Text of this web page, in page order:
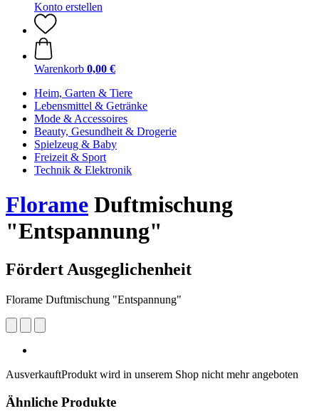
Konto erstellen
Warenkorb 0,00 €
Heim, Garten & Tiere
Lebensmittel & Getränke
Mode & Accessoires
Beauty, Gesundheit & Drogerie
Spielzeug & Baby
Freizeit & Sport
Technik & Elektronik
Florame Duftmischung
"Entspannung"
Fördert Ausgeglichenheit
Florame Duftmischung "Entspannung"
AusverkauftProdukt wird in unserem Shop nicht mehr angeboten
Ähnliche Produkte